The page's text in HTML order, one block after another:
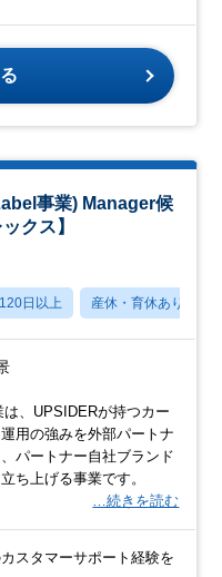
事業) Manager候
クス】
日以上 産休・育休あり
、UPSIDERが持つカー
用の強みを外部パートナ
パートナー自社ブランド
ち上げる事業です。
…続きを読む
スタマーサポート経験を